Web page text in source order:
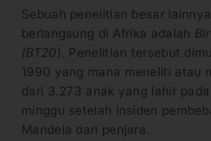
Sebuah penelitian besar
berlangsung di Afrika adalah
(BT20). Penelitian tersebut
1990 yang mana meneliti atau
dari 3.273 anak yang lahir
minggu setelah insiden
Mandela dari penjara.